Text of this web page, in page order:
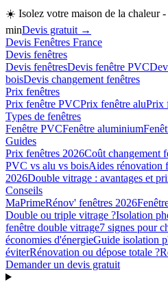
☀️ Isolez votre maison de la chaleur
minDevis gratuit →
Devis Fenêtres France
Devis fenêtres
Devis fenêtresDevis fenêtre PVC
boisDevis changement fenêtres
Prix fenêtres
Prix fenêtre PVCPrix fenêtre aluPrix
Types de fenêtres
Fenêtre PVCFenêtre aluminium
Guides
Prix fenêtres 2026Coût changement
PVC vs alu vs boisAides rénovation
2026Double vitrage : avantages et
Conseils
MaPrimeRénov' fenêtres 2026
Double ou triple vitrage ?Isolation
fenêtre double vitrage7 signes pour
économies d'énergieGuide isolation
éviterRénovation ou dépose totale ?
Demander un devis gratuit